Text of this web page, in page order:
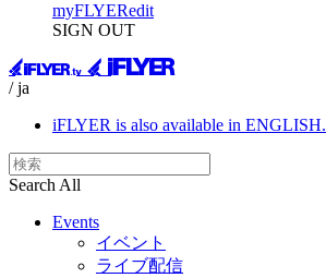
myFLYERedit
SIGN OUT
/ ja
iFLYER is also available in ENGLISH.
Search All
Events
イベント
ライブ配信